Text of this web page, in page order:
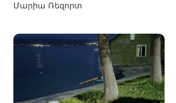
Մարիա Ռեզորտ